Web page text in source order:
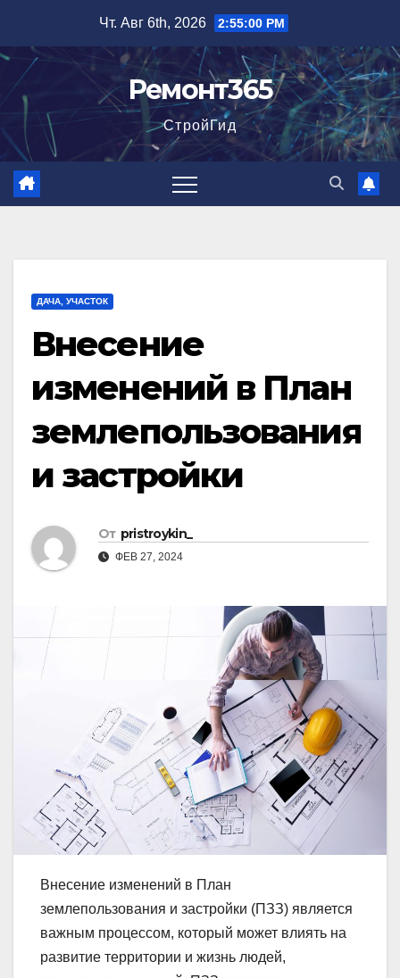
содержимому
Чт. Авг 6th, 2026 2:55:01 PM
Ремонт365
СтройГид
ДАЧА, УЧАСТОК
Внесение
изменений в План
землепользования
и застройки
От pristroykin_
ФЕВ 27, 2024
Внесение изменений в План
землепользования и застройки (ПЗЗ) является
важным процессом, который может влиять на
развитие территории и жизнь людей,